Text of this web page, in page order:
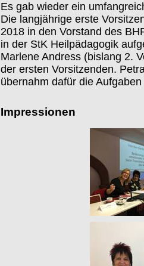
Es gab wieder ein
Die langjährige erste
2018 in den Vorstand des
in der StK Heilpädagogik
Marlene Andress (bislang 2.
der ersten Vorsitzenden.
übernahm dafür die
Impressionen